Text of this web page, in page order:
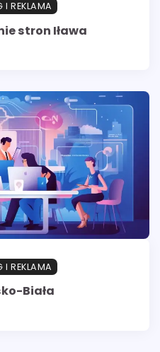
I REKLAMA
stron Iława
I REKLAMA
Biała